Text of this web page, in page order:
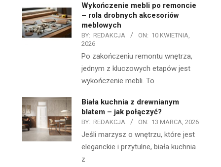
Wykończenie mebli po remoncie
– rola drobnych akcesoriów
meblowych
BY: REDAKCJA ON: 10 KWIETNIA,
2026
Po zakończeniu remontu wnętrza,
jednym z kluczowych etapów jest
wykończenie mebli. To
Biała kuchnia z drewnianym
blatem – jak połączyć?
BY: REDAKCJA ON: 13 MARCA, 2026
Jeśli marzysz o wnętrzu, które jest
eleganckie i przytulne, biała kuchnia
z